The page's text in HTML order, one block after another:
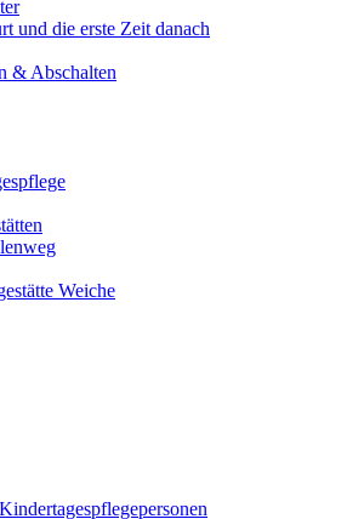
und die erste Zeit danach
& Abschalten
Weiche